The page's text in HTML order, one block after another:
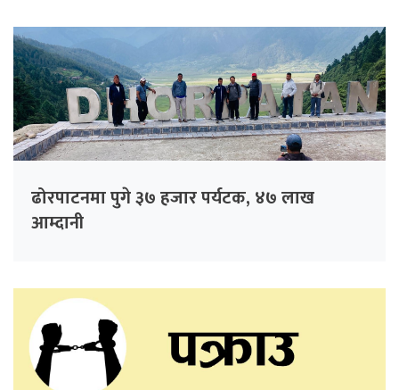
ढोरपाटनमा पुगे ३७ हजार पर्यटक, ४७ लाख
आम्दानी